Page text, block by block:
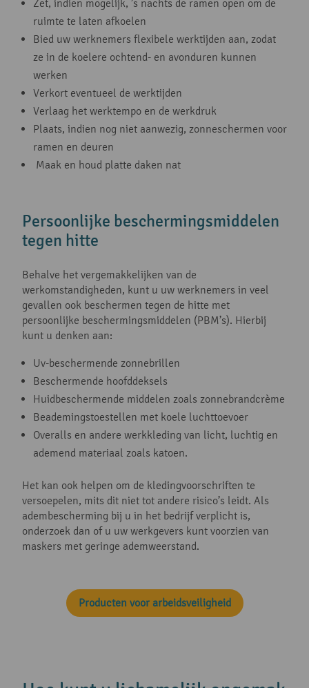
Zet, indien mogelijk, ’s nachts de ramen open om de
ruimte te laten afkoelen
Bied uw werknemers flexibele werktijden aan, zodat
ze in de koelere ochtend- en avonduren kunnen
werken
Verkort eventueel de werktijden
Verlaag het werktempo en de werkdruk
Plaats, indien nog niet aanwezig, zonneschermen voor
ramen en deuren
Maak en houd platte daken nat
Persoonlijke beschermingsmiddelen
tegen hitte
Behalve het vergemakkelijken van de
werkomstandigheden, kunt u uw werknemers in veel
gevallen ook beschermen tegen de hitte met
persoonlijke beschermingsmiddelen (PBM’s). Hierbij
kunt u denken aan:
Uv-beschermende zonnebrillen
Beschermende hoofddeksels
Huidbeschermende middelen zoals zonnebrandcrème
Beademingstoestellen met koele luchttoevoer
Overalls en andere werkkleding van licht, luchtig en
ademend materiaal zoals katoen.
Het kan ook helpen om de kledingvoorschriften te
versoepelen, mits dit niet tot andere risico’s leidt. Als
adembescherming bij u in het bedrijf verplicht is,
onderzoek dan of u uw werkgevers kunt voorzien van
maskers met geringe ademweerstand.
Producten voor arbeidsveiligheid